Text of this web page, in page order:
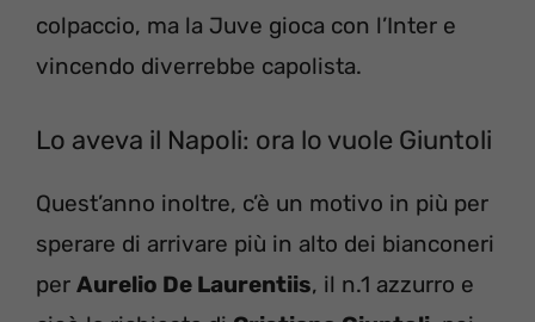
colpaccio, ma la Juve gioca con l’Inter e
vincendo diverrebbe capolista.
Lo aveva il Napoli: ora lo vuole Giuntoli
Quest’anno inoltre, c’è un motivo in più per
sperare di arrivare più in alto dei bianconeri
per Aurelio De Laurentiis, il n.1 azzurro e